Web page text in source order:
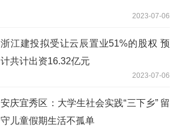
2023-07-06
浙江建投拟受让云辰置业51%的股权 预
计共计出资16.32亿元
2023-07-06
安庆宜秀区：大学生社会实践“三下乡” 留
守儿童假期生活不孤单